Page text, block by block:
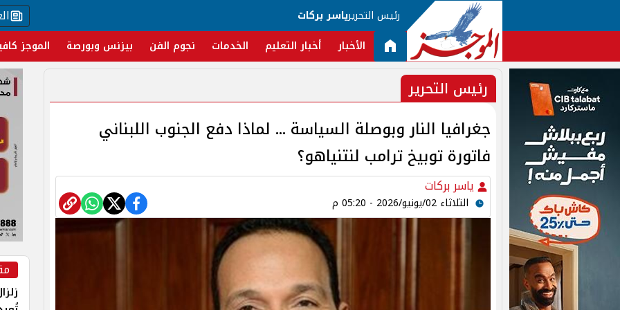
رئيس التحريرياسر بركات
الأخبار أخبار التعليم الخدمات نجوم الفن بيزنس وبورصة الموجز
رئيس التحرير
جغرافيا النار وبوصلة السياسة ... لماذا دفع الجنوب اللبناني
فاتورة توبيخ ترامب لنتنياهو؟
ياسر بركات
الثلاثاء 02/يونيو/2026 - 05:20 م